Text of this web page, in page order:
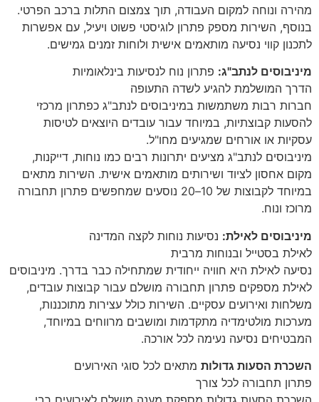
מהירה ונוחה למקום העבודה, תוך צמצום התלות ברכב הפרטי.
בנוסף, השירות מספק פתרון לוגיסטי פשוט ויעיל, עם אפשרות
לתכנון קווי נסיעה מותאמים אישית ולוחות זמנים גמישים.
מיניבוסים לנתב"ג: פתרון נוח לנסיעות בינלאומיות
הדרך המושלמת להגיע לשדה התעופה
חברות רבות משתמשות במיניבוסים לנתב"ג כפתרון מרכזי
להסעות קבוצתיות, במיוחד עבור עובדים היוצאים לטיסות
עסקיות או אורחים שמגיעים מחו"ל.
מיניבוסים לנתב"ג מציעים יתרונות רבים כמו נוחות, דייקנות,
מקום אחסון לציוד ושירותים מותאמים אישית. השירות מתאים
במיוחד לקבוצות של 10–20 נוסעים שמחפשים פתרון תחבורה
מרוכז ונוח.
מיניבוסים לאילת: נסיעות נוחות לקצה המדינה
לאילת בסטייל ובנוחות מרבית
נסיעה לאילת היא חוויה ייחודית שמתחילה כבר בדרך. מיניבוסים
לאילת מספקים פתרון תחבורה מושלם עבור קבוצות עובדים,
משלחות ואירועים עסקיים. השירות כולל עצירות מתוכננות,
מערכות מולטימדיה מתקדמות ומושבים מרווחים במיוחד,
המבטיחים נסיעה נעימה לכל אורכה.
השכרת הסעות גדולות מתאים לכל סוגי האירועים
פתרון תחבורה לכל צורך